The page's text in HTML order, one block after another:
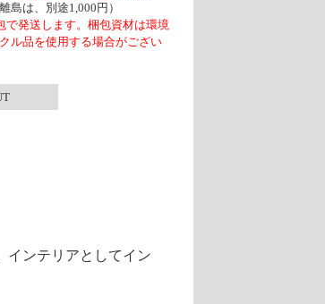
島は、別途1,000円）
で発送します。梱包資材は環境
ル品を使用する場合がござい
インテリアとしてイン